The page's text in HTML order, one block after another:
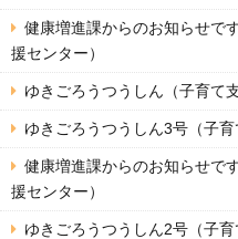
健康増進課からのお知らせで
援センター）
ゆきごろうつうしん（子育て
ゆきごろうつうしん3号（子育
健康増進課からのお知らせで
援センター）
ゆきごろうつうしん2号（子育